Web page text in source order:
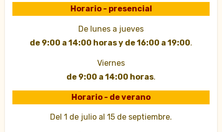
Horario - presencial
De lunes a jueves
de 9:00 a 14:00 horas y de 16:00 a 19:00.
Viernes
de 9:00 a 14:00 horas.
Horario - de verano
Del 1 de julio al 15 de septiembre.